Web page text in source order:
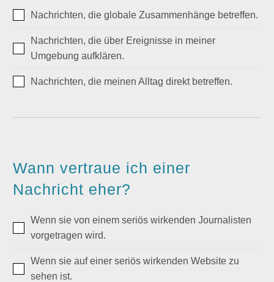
Nachrichten, die globale Zusammenhänge betreffen.
Nachrichten, die über Ereignisse in meiner
Umgebung aufklären.
Nachrichten, die meinen Alltag direkt betreffen.
Wann vertraue ich einer
Nachricht eher?
Wenn sie von einem seriös wirkenden Journalisten
vorgetragen wird.
Wenn sie auf einer seriös wirkenden Website zu
sehen ist.